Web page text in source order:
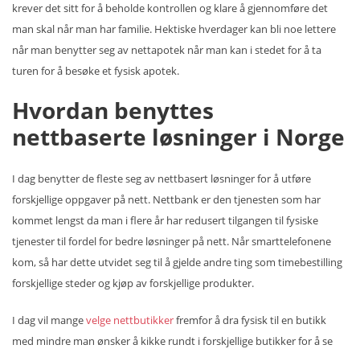
krever det sitt for å beholde kontrollen og klare å gjennomføre det
man skal når man har familie. Hektiske hverdager kan bli noe lettere
når man benytter seg av nettapotek når man kan i stedet for å ta
turen for å besøke et fysisk apotek.
Hvordan benyttes
nettbaserte løsninger i Norge
I dag benytter de fleste seg av nettbasert løsninger for å utføre
forskjellige oppgaver på nett. Nettbank er den tjenesten som har
kommet lengst da man i flere år har redusert tilgangen til fysiske
tjenester til fordel for bedre løsninger på nett. Når smarttelefonene
kom, så har dette utvidet seg til å gjelde andre ting som timebestilling
forskjellige steder og kjøp av forskjellige produkter.
I dag vil mangevelge nettbutikkerfremfor å dra fysisk til en butikk
med mindre man ønsker å kikke rundt i forskjellige butikker for å se